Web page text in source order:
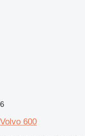
6
Volvo 600